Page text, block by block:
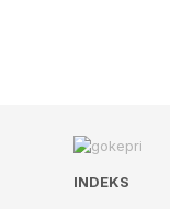
INDEKS